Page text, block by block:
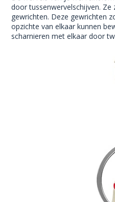
door tussenwervelschijven.
gewrichten. Deze gewrichten
opzichte van elkaar kunnen
scharnieren met elkaar door